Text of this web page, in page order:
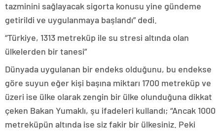
tazminini sağlayacak sigorta konusu yine gündeme
getirildi ve uygulanmaya başlandı” dedi.
“Türkiye, 1313 metreküp ile su stresi altında olan
ülkelerden bir tanesi”
Dünyada uygulanan bir endeks olduğunu, bu endekse
göre suyun eğer kişi başına miktarı 1700 metreküp ve
üzeri ise ülke olarak zengin bir ülke olunduğuna dikkat
çeken Bakan Yumaklı, şu ifadeleri kullandı; “Ancak 1000
metreküpün altında ise siz fakir bir ülkesiniz. Peki